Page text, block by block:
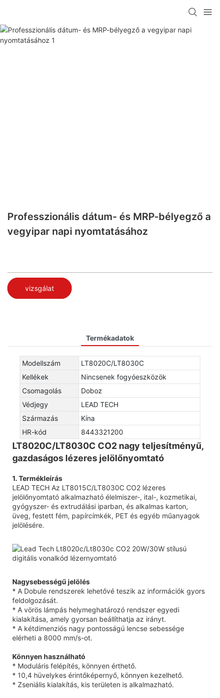
Professzionális dátum- és MRP-bélyegző a
vegyipar napi nyomtatásához
vizsgálat
Termékadatok
Modellszám
LT8020C/LT8030C
Kellékek
Nincsenek fogyóeszközök
Csomagolás
Doboz
Védjegy
LEAD TECH
Származás
Kína
HR-kód
8443321200
LT8020C/LT8030C CO2 nagy teljesítményű,
gazdaságos lézeres jelölőnyomtató
1. Termékleírás
LEAD TECH Az LT8015C/LT8030C CO2 lézeres
jelölőnyomtató alkalmazható élelmiszer-, ital-, kozmetikai,
gyógyszer- és extrudálási iparban, és alkalmas karton,
üveg, festett fém, papírcímkék, PET és egyéb műanyagok
jelölésére.
Nagysebességű jelölés
* A Dobule rendszerek lehetővé teszik az információk gyors
feldolgozását.
* A vörös lámpás helymeghatározó rendszer egyedi
kialakítása, amely gyorsan beállíthatja az irányt.
* A kétdimenziós nagy pontosságú lencse sebessége
elérheti a 8000 mm/s-ot.
Könnyen használható
* Moduláris felépítés, könnyen érthető.
* 10,4 hüvelykes érintőképernyő, könnyen kezelhető.
* Zseniális kialakítás, kis területen is alkalmazható.